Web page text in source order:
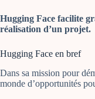
Hugging Face facilite
réalisation d’un projet.
Hugging Face en bref
Dans sa mission pour
monde d’opportunités